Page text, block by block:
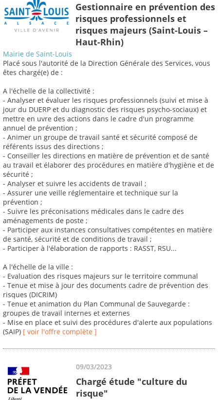
Gestionnaire en prévention des
risques professionnels et
risques majeurs (Saint-Louis –
Haut-Rhin)
Mairie de Saint-Louis
Placé sous l'autorité de la Direction Générale des Services, vous
êtes chargé(e) de :
A l'échelle de la collectivité :
- Analyser et évaluer les risques professionnels (suivi et mise à
jour du DUERP et du diagnostic des risques psycho-sociaux) et
mettre en uvre des actions dans le cadre d'un programme
annuel de prévention ;
- Animer un groupe de travail santé et sécurité composé de
référents issus des directions ;
- Conseiller les directions en matière de prévention et de santé
au travail et élaborer des procédures en matière d'hygiène et de
sécurité ;
- Analyser et suivre les accidents de travail ;
- Assurer une veille réglementaire et technique sur la
prévention ;
- Suivre les préconisations médicales dans le cadre des
aménagements de poste ;
- Participer aux instances consultatives compétentes en matière
de santé, sécurité et de conditions de travail ;
- Participer à l'élaboration de rapports : RASST, RSU...
A l'échelle de la ville :
- Evaluation des risques majeurs sur le territoire communal
- Tenue et mise à jour des documents cadre de prévention des
risques (DICRIM)
- Tenue et animation du Plan Communal de Sauvegarde :
groupes de travail internes et externes
- Mise en place et suivi des procédures d'alerte aux populations
(SAIP) [ voir l'offre complète ]
09/03/2023
Chargé étude "culture du
risque"